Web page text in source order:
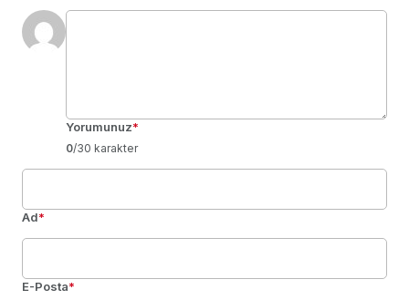
Yorumunuz*
0/30 karakter
Ad*
E-Posta*